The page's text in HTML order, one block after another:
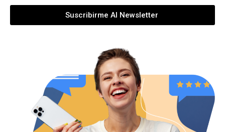
Suscribirme Al Newsletter